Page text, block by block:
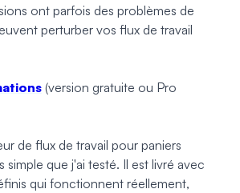
ont parfois des problèmes de
perturber vos flux de travail
(version gratuite ou Pro
de flux de travail pour paniers
simple que j'ai testé. Il est livré avec
qui fonctionnent réellement,